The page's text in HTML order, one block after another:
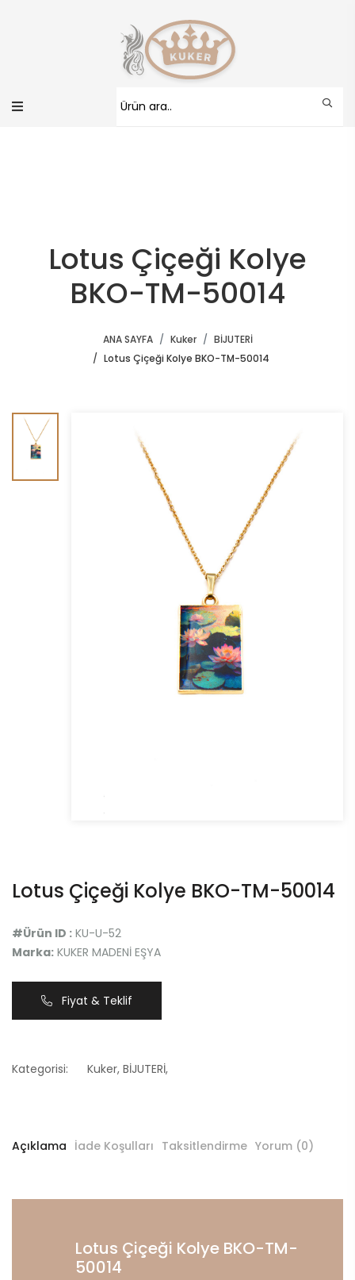
Lotus Çiçeği Kolye
BKO-TM-50014
ANA SAYFA Kuker
BİJUTERİ
Lotus Çiçeği Kolye BKO-TM-50014
Lotus Çiçeği Kolye BKO-TM-50014
#Ürün ID : KU-U-52
Marka: KUKER MADENİ EŞYA
Fiyat & Teklif
Kategorisi: Kuker, BİJUTERİ,
Açıklama İade Koşulları Taksitlendirme Yorum (0)
Lotus Çiçeği Kolye BKO-TM-
50014